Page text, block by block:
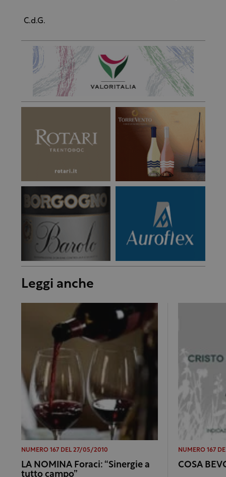
C.d.G.
Leggi anche
NUMERO 167 DEL 27/05/2010
LA NOMINA Foraci: “Sinergie a
tutto campo”
NUMERO 167
COSA